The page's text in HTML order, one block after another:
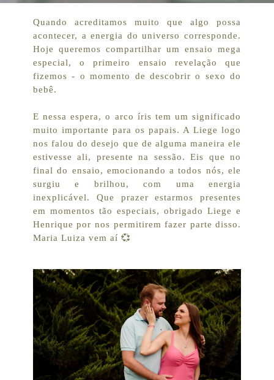
Quando acreditamos muito que algo possa
acontecer, a energia do universo corresponde.
Hoje queremos compartilhar um ensaio mega
especial, o primeiro ensaio revelação que
fizemos - o momento de descobrir o sexo do
bebê.
E nessa espera, o arco íris tem um significado
muito importante para os papais. A Liege logo
nos falou do desejo que de alguma maneira ele
estivesse ali, presente na sessão. Eis que no
final do ensaio, emocionando a todos nós, ele
surgiu e brilhou, com uma energia
inexplicável. Que prazer estarmos presentes
em momentos tão especiais, obrigado Liege e
Henrique por nos permitirem fazer parte disso.
Maria Luiza vem aí 💞